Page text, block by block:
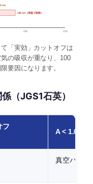
200 220
nm
195 nm（溶媒で制限）
「実効」カットオフは
の吸収が重なり、100
要因になります。
（JGS1石英）
フ
A < 1.0 の
真空パージ